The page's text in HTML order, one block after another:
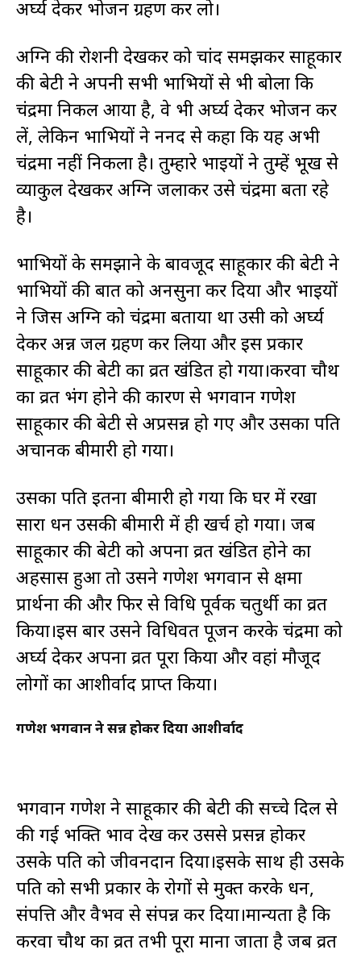
अर्घ्य देकर भोजन ग्रहण कर लो।
अग्नि की रोशनी देखकर को चांद समझकर साहूकार
की बेटी ने अपनी सभी भाभियों से भी बोला कि
चंद्रमा निकल आया है, वे भी अर्घ्य देकर भोजन कर
लें, लेकिन भाभियों ने ननद से कहा कि यह अभी
चंद्रमा नहीं निकला है। तुम्हारे भाइयों ने तुम्हें भूख से
व्याकुल देखकर अग्नि जलाकर उसे चंद्रमा बता रहे
है।
भाभियों के समझाने के बावजूद साहूकार की बेटी ने
भाभियों की बात को अनसुना कर दिया और भाइयों
ने जिस अग्नि को चंद्रमा बताया था उसी को अर्घ्य
देकर अन्न जल ग्रहण कर लिया और इस प्रकार
साहूकार की बेटी का व्रत खंडित हो गया।करवा चौथ
का व्रत भंग होने की कारण से भगवान गणेश
साहूकार की बेटी से अप्रसन्न हो गए और उसका पति
अचानक बीमारी हो गया।
उसका पति इतना बीमारी हो गया कि घर में रखा
सारा धन उसकी बीमारी में ही खर्च हो गया। जब
साहूकार की बेटी को अपना व्रत खंडित होने का
अहसास हुआ तो उसने गणेश भगवान से क्षमा
प्रार्थना की और फिर से विधि पूर्वक चतुर्थी का व्रत
किया।इस बार उसने विधिवत पूजन करके चंद्रमा को
अर्घ्य देकर अपना व्रत पूरा किया और वहां मौजूद
लोगों का आशीर्वाद प्राप्त किया।
गणेश भगवान ने प्रसन्न होकर दिया आशीर्वाद
भगवान गणेश ने साहूकार की बेटी की सच्चे दिल से
की गई भक्ति भाव देख कर उससे प्रसन्न होकर
उसके पति को जीवनदान दिया।इसके साथ ही उसके
पति को सभी प्रकार के रोगों से मुक्त करके धन,
संपत्ति और वैभव से संपन्न कर दिया।मान्यता है कि
करवा चौथ का व्रत तभी पूरा माना जाता है जब व्रत